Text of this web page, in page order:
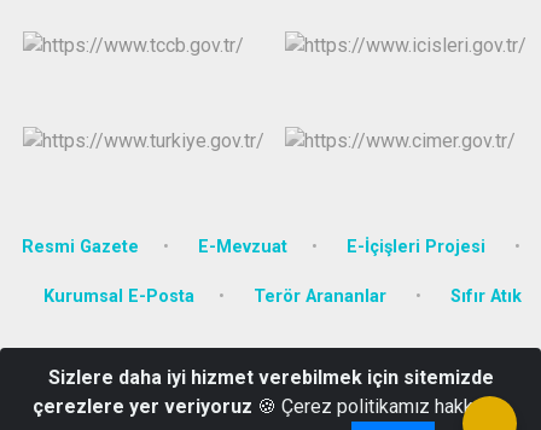
Resmi Gazete E-Mevzuat E-İçişleri Projesi
Kurumsal E-Posta Terör Arananlar Sıfır Atık
Adapazarı/SAKARYA
0264 272 00 80-81
Sizlere daha iyi hizmet verebilmek için sitemizde
çerezlere yer veriyoruz 🍪 Çerez politikamız hakkında